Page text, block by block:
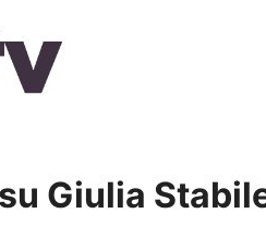
Giulia